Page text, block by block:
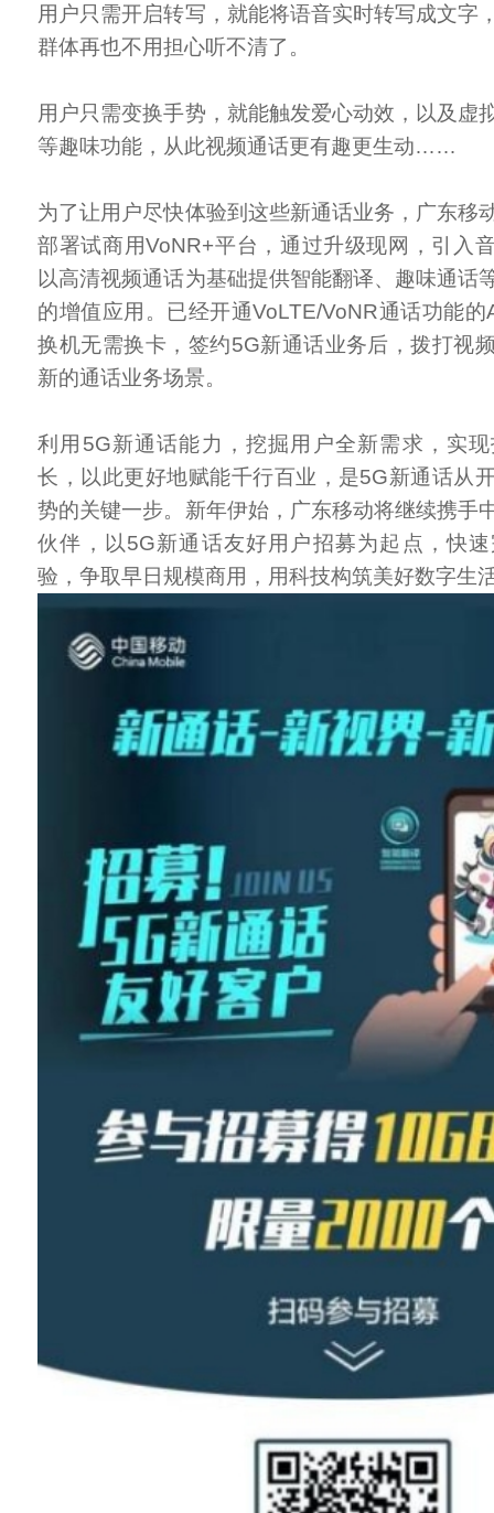
用户只需开启转写，就能将语音实时转写成文字
群体再也不用担心听不清了。
用户只需变换手势，就能触发爱心动效，以及虚
等趣味功能，从此视频通话更有趣更生动……
为了让用户尽快体验到这些新通话业务，广东移
部署试商用VoNR+平台，通过升级现网，引入
以高清视频通话为基础提供智能翻译、趣味通话
的增值应用。已经开通VoLTE/VoNR通话功能
换机无需换卡，签约5G新通话业务后，拨打视
新的通话业务场景。
利用5G新通话能力，挖掘用户全新需求，实
长，以此更好地赋能千行百业，是5G新通话从
势的关键一步。新年伊始，广东移动将继续携手
伙伴，以5G新通话友好用户招募为起点，快
验，争取早日规模商用，用科技构筑美好数字生